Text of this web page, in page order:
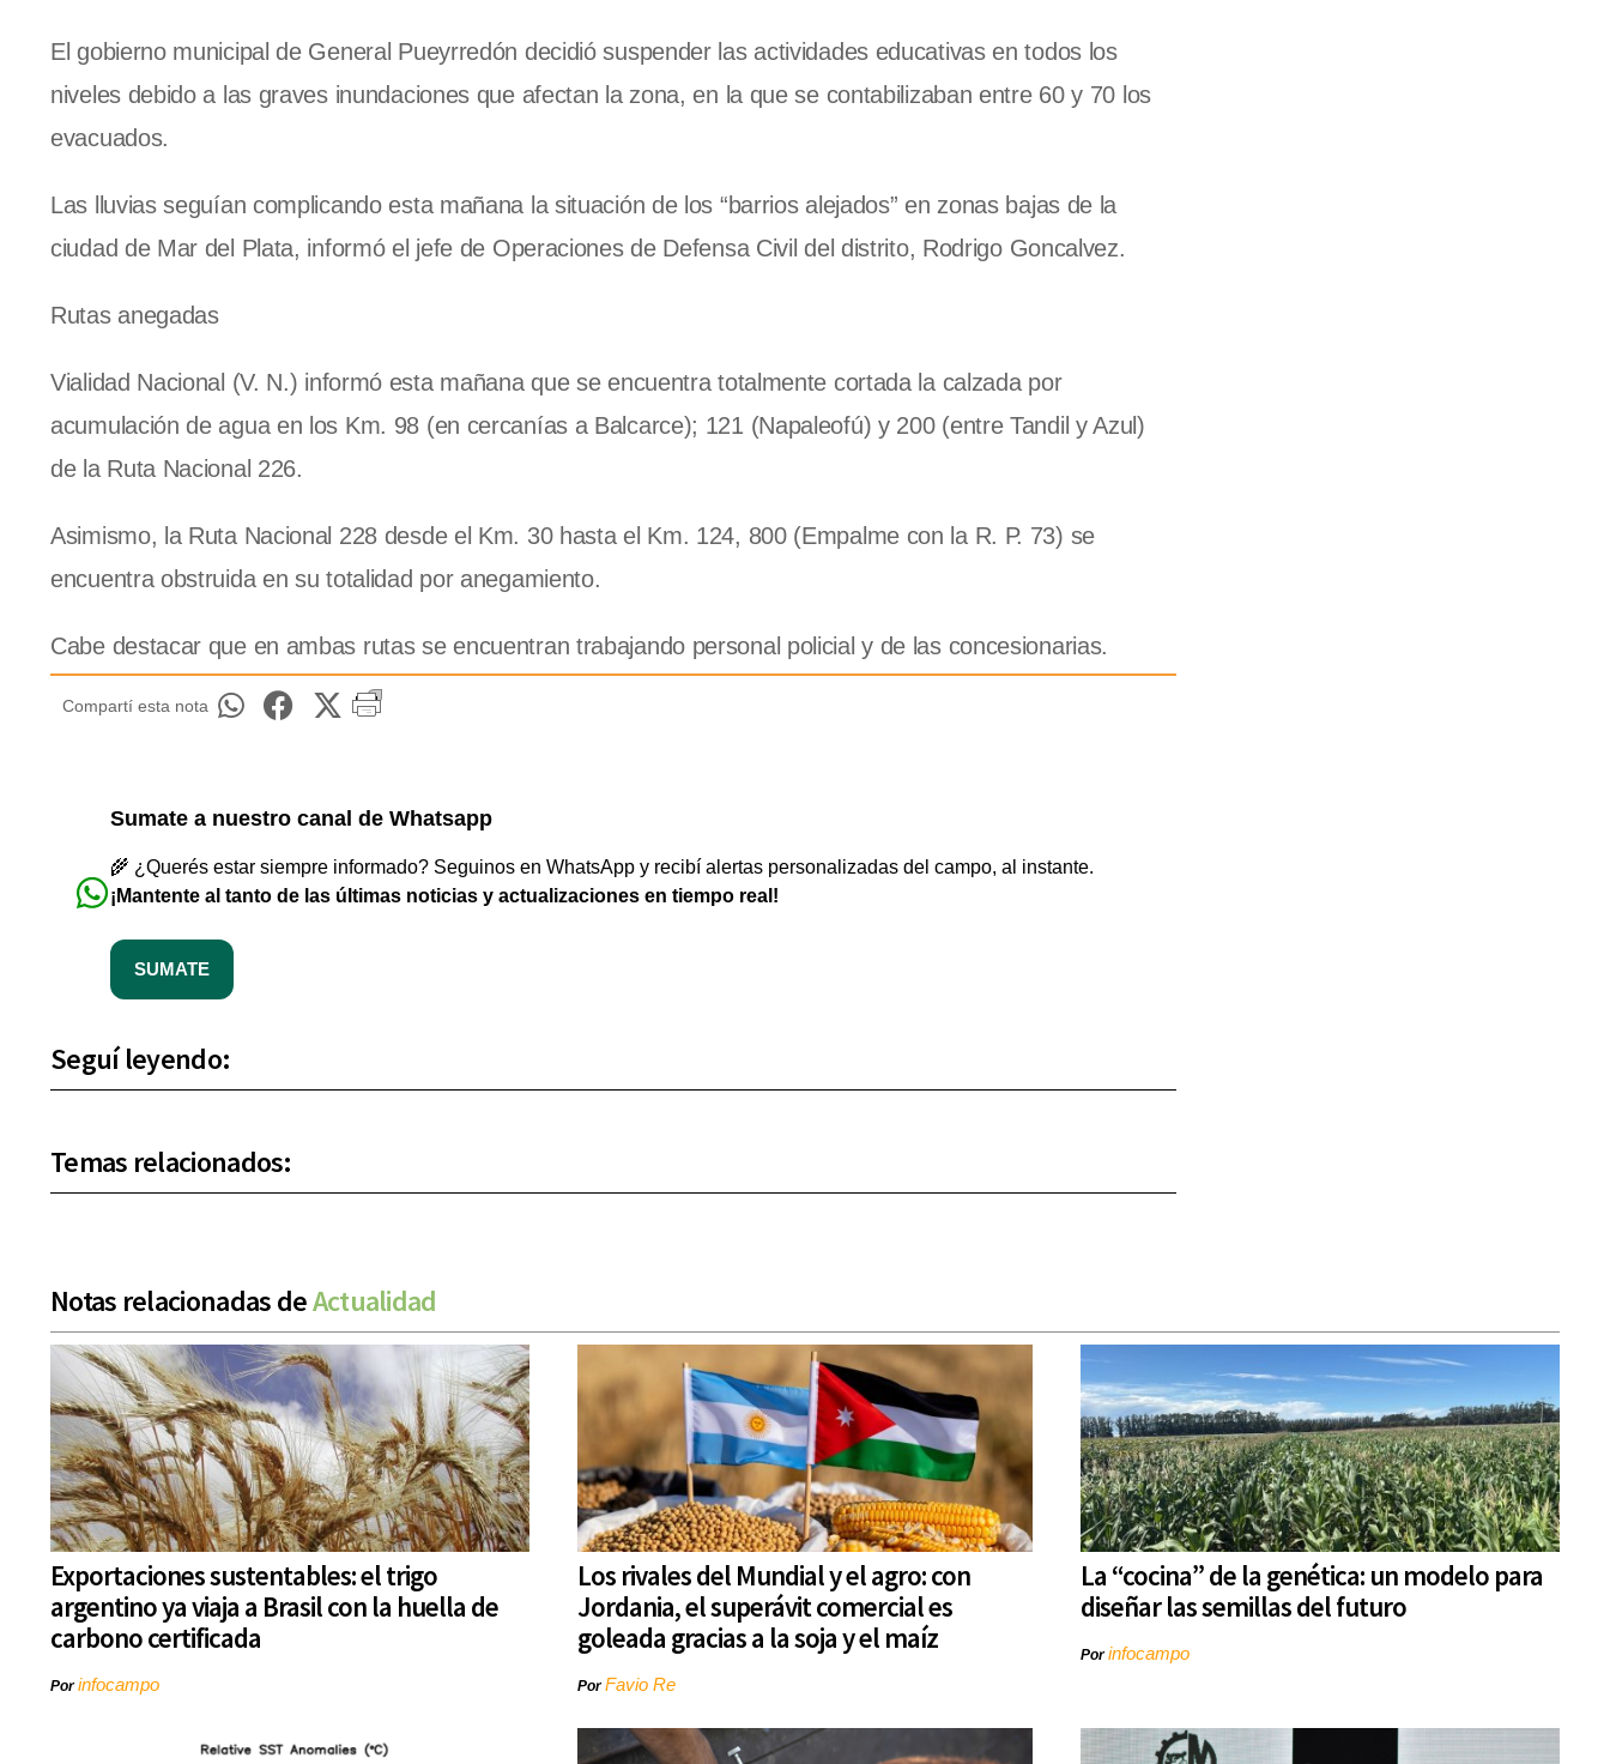
El gobierno municipal de General Pueyrredón decidió suspender las actividades educativas en todos los
niveles debido a las graves inundaciones que afectan la zona, en la que se contabilizaban entre 60 y 70 los
evacuados.
Las lluvias seguían complicando esta mañana la situación de los “barrios alejados” en zonas bajas de la
ciudad de Mar del Plata, informó el jefe de Operaciones de Defensa Civil del distrito, Rodrigo Goncalvez.
Rutas anegadas
Vialidad Nacional (V. N.) informó esta mañana que se encuentra totalmente cortada la calzada por
acumulación de agua en los Km. 98 (en cercanías a Balcarce); 121 (Napaleofú) y 200 (entre Tandil y Azul)
de la Ruta Nacional 226.
Asimismo, la Ruta Nacional 228 desde el Km. 30 hasta el Km. 124, 800 (Empalme con la R. P. 73) se
encuentra obstruida en su totalidad por anegamiento.
Cabe destacar que en ambas rutas se encuentran trabajando personal policial y de las concesionarias.
Compartí esta nota
Sumate a nuestro canal de Whatsapp
🌾 ¿Querés estar siempre informado? Seguinos en WhatsApp y recibí alertas personalizadas del campo, al instante.
¡Mantente al tanto de las últimas noticias y actualizaciones en tiempo real!
SUMATE
Seguí leyendo:
Temas relacionados:
Notas relacionadas deActualidad
Exportaciones sustentables: el trigo
argentino ya viaja a Brasil con la huella de
carbono certificada
Porinfocampo
Los rivales del Mundial y el agro: con
Jordania, el superávit comercial es
goleada gracias a la soja y el maíz
PorFavio Re
La “cocina” de la genética: un modelo para
diseñar las semillas del futuro
Porinfocampo